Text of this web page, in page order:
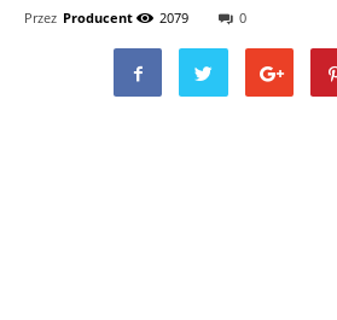
Przez Producent 2079 0